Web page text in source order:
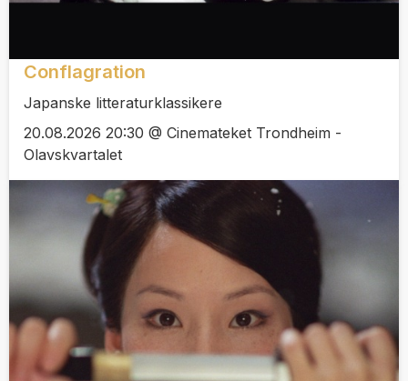
Conflagration
Japanske litteraturklassikere
20.08.2026 20:30 @ Cinemateket Trondheim -
Olavskvartalet